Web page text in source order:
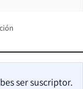
ser suscriptor.